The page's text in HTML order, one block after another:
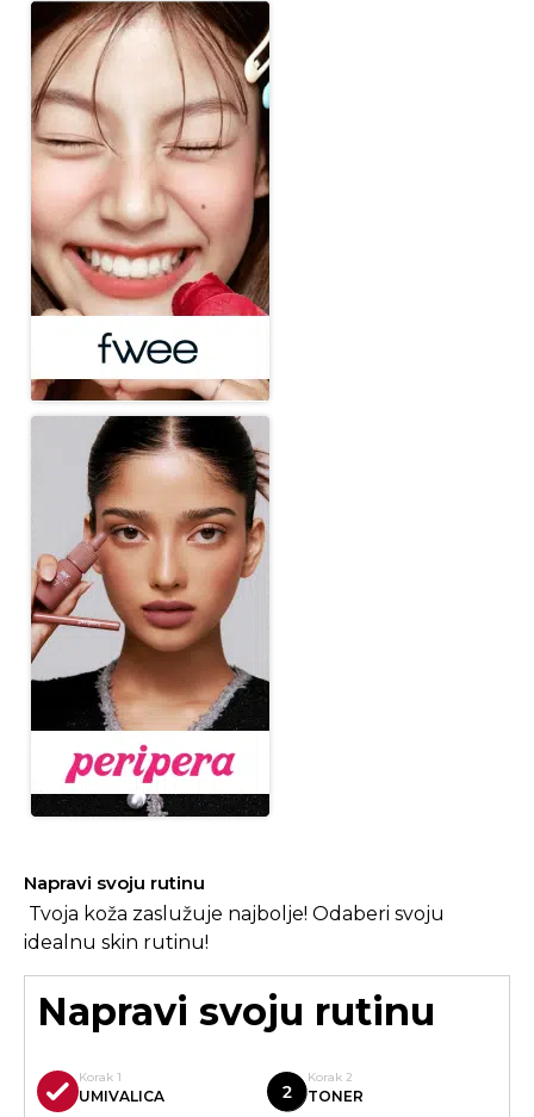
Napravi svoju rutinu
Tvoja koža zaslužuje najbolje! Odaberi svoju
idealnu skin rutinu!
Napravi svoju rutinu
Korak 1
UMIVALICA
Korak 2
TONER